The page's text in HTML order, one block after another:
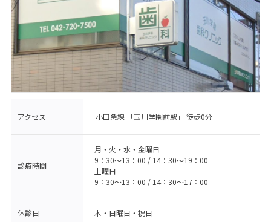
アクセス 小田急線 「玉川学園前駅」 徒歩0分
診療時間
月・火・水・金曜日
9：30〜13：00 / 14：30〜19：00
土曜日
9：30〜13：00 / 14：30〜17：00
休診日 木・日曜日・祝日